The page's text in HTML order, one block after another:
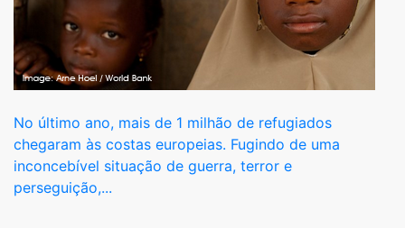
No último ano, mais de 1 milhão de refugiados
chegaram às costas europeias. Fugindo de uma
inconcebível situação de guerra, terror e
perseguição,...